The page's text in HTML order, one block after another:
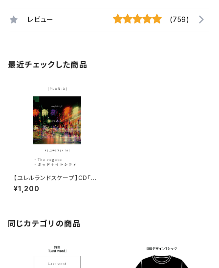
レビュー (759)
最近チェックした商品
【ユレルランドスケープ】CD「PL
AN-A」
¥1,200
同じカテゴリの商品